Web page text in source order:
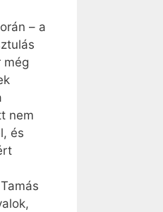
– a
még
nem
és